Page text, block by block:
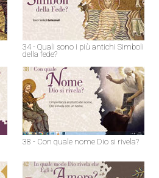
34 - Quali sono i più antichi Simboli
della fede?
38 - Con quale nome Dio si rivela?